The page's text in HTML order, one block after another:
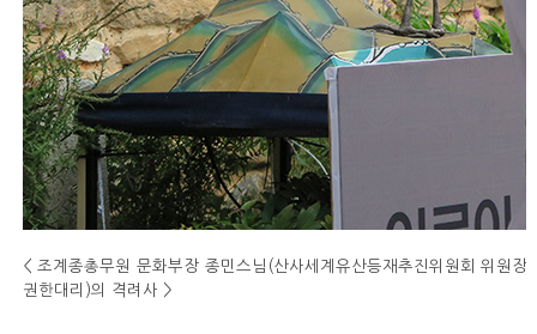
< 조계종총무원 문화부장 종민스님(산사세계유산등재추진위원회 위원장
권한대리)의 격려사 >